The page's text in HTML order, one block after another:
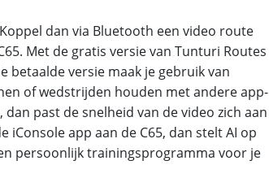
dan via Bluetooth een video route
Met de gratis versie van Tunturi Routes
betaalde versie maak je gebruik van
of wedstrijden houden met andere app-
past de snelheid van de video zich aan
app aan de C65, dan stelt AI op
persoonlijk trainingsprogramma voor je